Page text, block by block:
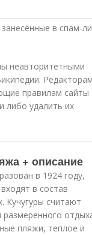
в спам-
неавторитетными
Редакторам
правилам сайты
либо удалить их
+ описание
в 1924 году,
в состав
Кучугуры считают
пляжи, теплое и